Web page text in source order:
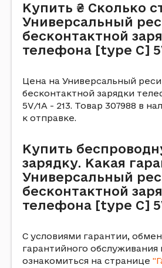
Купить ₴ Сколько
Универсальный
бесконтактной
телефона [type C]
Цена на Универсальный
бесконтактной зарядки
5V/1A - 213. Товар 307988 в
к отправке.
Купить
зарядку. Какая
Универсальный
бесконтактной
телефона [type C]
С условиями гарантии,
гарантийного
ознакомиться на странице